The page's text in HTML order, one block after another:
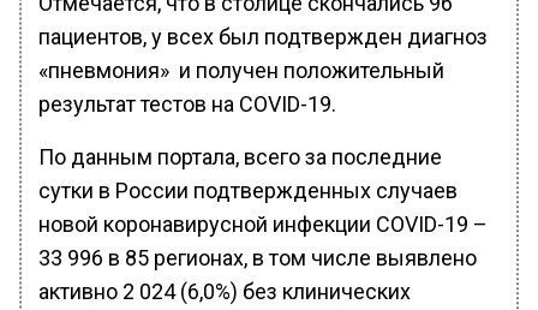
пациентов, у всех был подтвержден диагноз
«пневмония» и получен положительный
результат тестов на COVID-19.
По данным портала, всего за последние
сутки в России подтвержденных случаев
новой коронавирусной инфекции COVID-19 –
33 996 в 85 регионах, в том числе выявлено
активно 2 024 (6,0%) без клинических